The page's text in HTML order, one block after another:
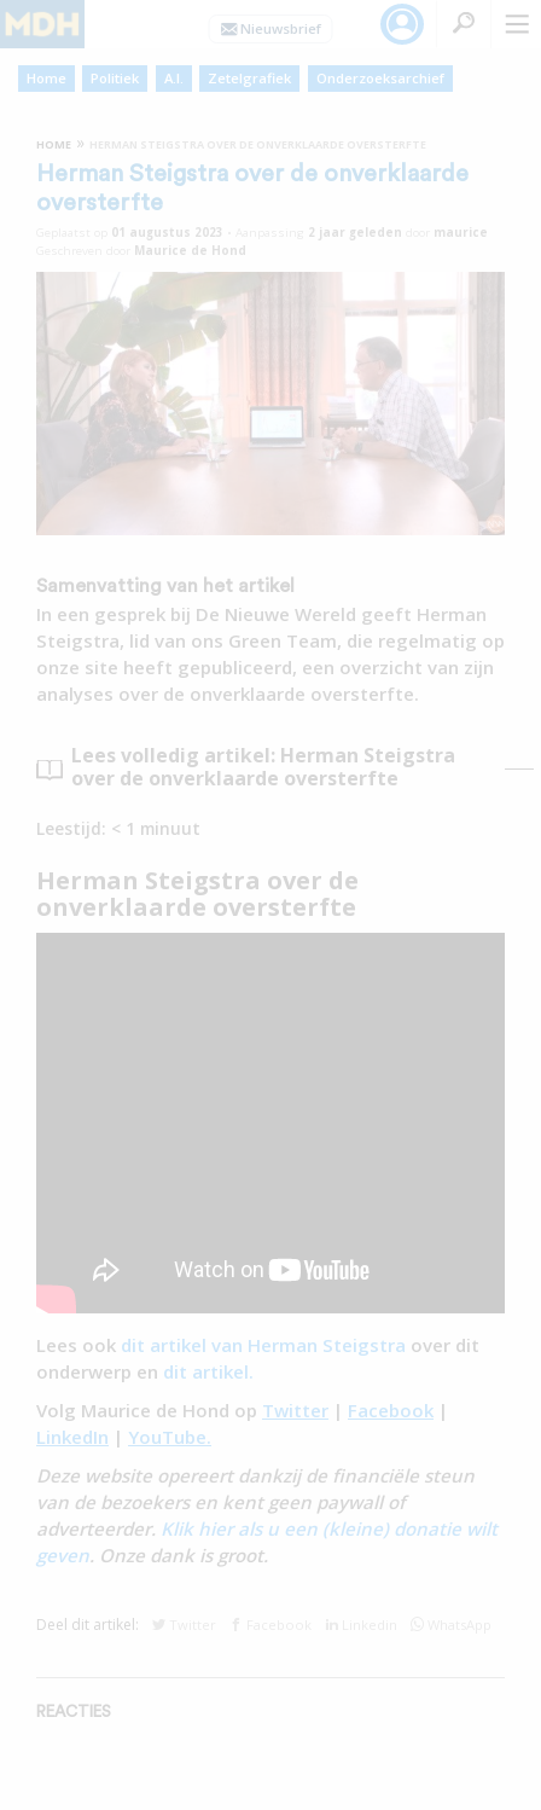
Home Politiek A.I. Zetelgrafiek Onderzoeksarchief
HOME »
Herman Steigstra over de onverklaarde
oversterfte
01 augustus 2023 2 jaar geleden
maurice
Maurice de Hond
Samenvatting van het artikel
In een gesprek bij De Nieuwe Wereld geeft Herman
Steigstra, lid van ons Green Team, die regelmatig op
onze site heeft gepubliceerd, een overzicht van zijn
analyses over de onverklaarde oversterfte.
Lees volledig artikel: Herman Steigstra
over de onverklaarde oversterfte
Leestijd: < 1 minuut
Herman Steigstra over de
onverklaarde oversterfte
Lees ook dit artikel van Herman Steigstra over dit
onderwerp en dit artikel.
Volg Maurice de Hond op Twitter | Facebook |
LinkedIn | YouTube.
Deze website opereert dankzij de financiële steun
van de bezoekers en kent geen paywall of
adverteerder. Klik hier als u een (kleine) donatie wilt
geven. Onze dank is groot.
Deel dit artikel:
REACTIES